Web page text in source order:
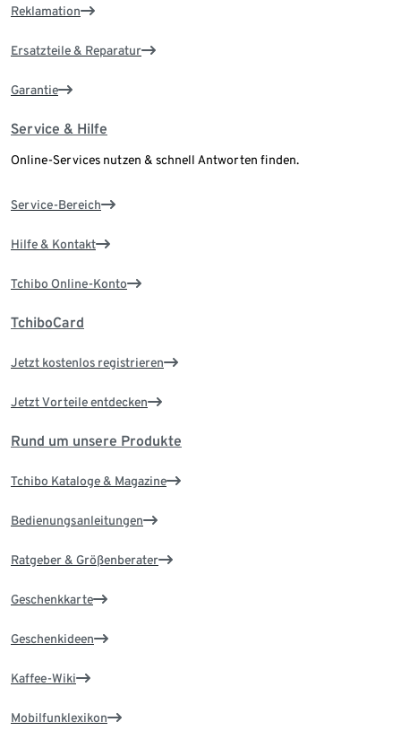
Reklamation
Ersatzteile & Reparatur
Garantie
Service & Hilfe
Online-Services nutzen & schnell Antworten finden.
Service-Bereich
Hilfe & Kontakt
Tchibo Online-Konto
TchiboCard
Jetzt kostenlos registrieren
Jetzt Vorteile entdecken
Rund um unsere Produkte
Tchibo Kataloge & Magazine
Bedienungsanleitungen
Ratgeber & Größenberater
Geschenkkarte
Geschenkideen
Kaffee-Wiki
Mobilfunklexikon